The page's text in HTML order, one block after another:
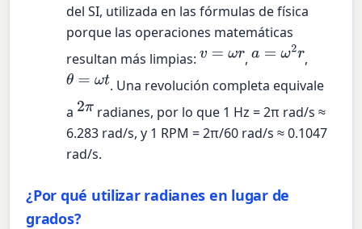
del SI, utilizada en las fórmulas de física
porque las operaciones matemáticas
resultan más limpias:v=ω r ,a=ω 2r
,
θ =ω t
. Una revolución completa equivale
a 2πradianes, por lo que 1 Hz = 2π rad/s ≈
6.283 rad/s, y 1 RPM = 2π/60 rad/s ≈ 0.1047
rad/s.
¿Por qué utilizar radianes en lugar de
grados?